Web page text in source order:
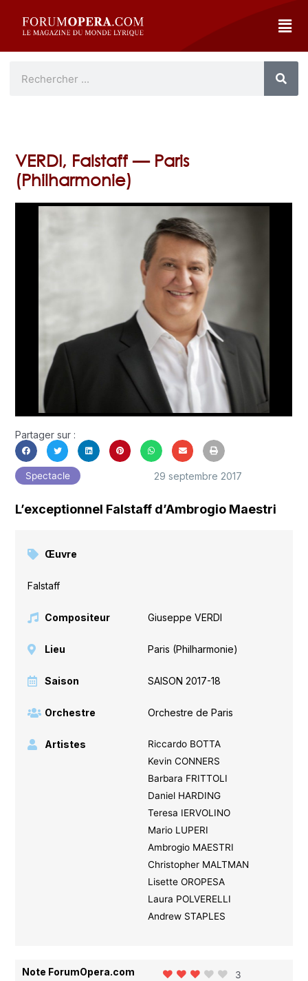
VERDI, Falstaff — Paris
(Philharmonie)
Partager sur :
Spectacle 29 septembre 2017
L’exceptionnel Falstaff d’Ambrogio Maestri
Œuvre
Falstaff
Compositeur Giuseppe VERDI
Lieu Paris (Philharmonie)
Saison SAISON 2017-18
Orchestre Orchestre de Paris
Artistes
Riccardo BOTTA
Kevin CONNERS
Barbara FRITTOLI
Daniel HARDING
Teresa IERVOLINO
Mario LUPERI
Ambrogio MAESTRI
Christopher MALTMAN
Lisette OROPESA
Laura POLVERELLI
Andrew STAPLES
Note ForumOpera.com 3